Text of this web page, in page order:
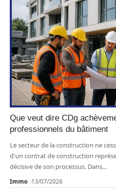
Que veut dire CDg
professionnels du bâtiment
Le secteur de la construction ne
d'un contrat de construction
décisive de son processus. Dans…
Immo 13/07/2026